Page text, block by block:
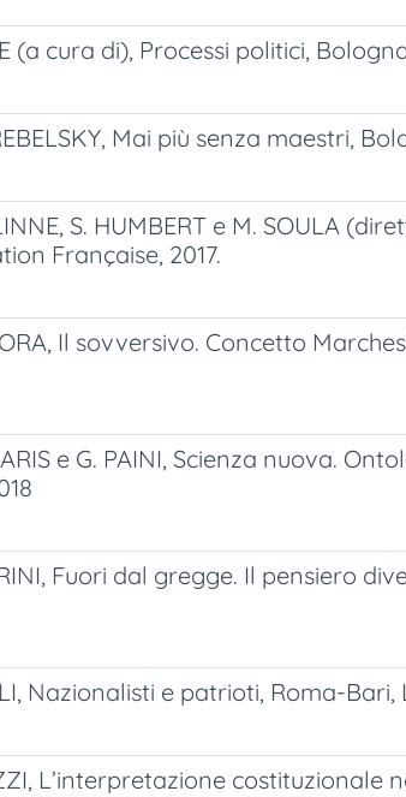
(a cura di), Processi politici,
Mai più senza maestri,
S. HUMBERT e M. SOULA
Française, 2017.
Il sovversivo. Concetto
e G. PAINI, Scienza nuova.
Fuori dal gregge. Il pensiero
Nazionalisti e patrioti, Roma-Bari,
L’interpretazione costituzionale